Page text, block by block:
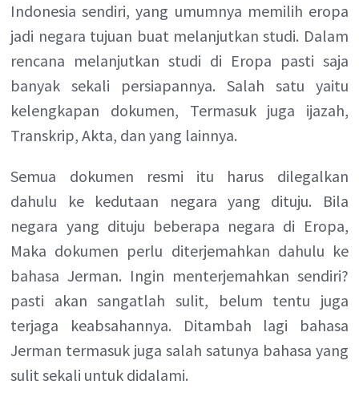
Indonesia sendiri, yang umumnya memilih eropa
jadi negara tujuan buat melanjutkan studi. Dalam
rencana melanjutkan studi di Eropa pasti saja
banyak sekali persiapannya. Salah satu yaitu
kelengkapan dokumen, Termasuk juga ijazah,
Transkrip, Akta, dan yang lainnya.
Semua dokumen resmi itu harus dilegalkan
dahulu ke kedutaan negara yang dituju. Bila
negara yang dituju beberapa negara di Eropa,
Maka dokumen perlu diterjemahkan dahulu ke
bahasa Jerman. Ingin menterjemahkan sendiri?
pasti akan sangatlah sulit, belum tentu juga
terjaga keabsahannya. Ditambah lagi bahasa
Jerman termasuk juga salah satunya bahasa yang
sulit sekali untuk didalami.